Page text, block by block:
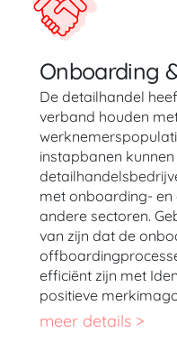
Onboarding
De detailhandel
verband houden
instapbanen
met onboarding-
andere sectoren.
van zijn dat de
efficiënt zijn met
positieve
meer details >